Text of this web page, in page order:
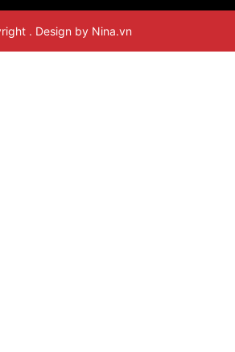
. Design by Nina.vn